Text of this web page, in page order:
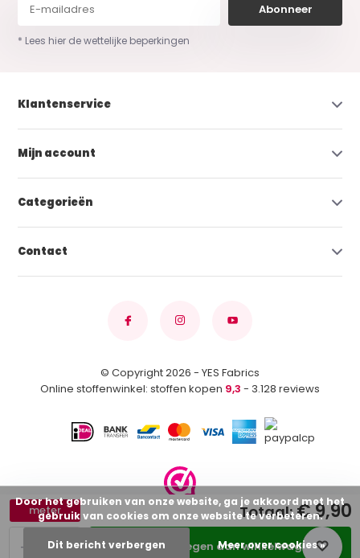
+
-
meter
Toevoegen aan winkelwagen
Totaal:€ 9,90
Abonneer
* Lees hier de wettelijke beperkingen
Klantenservice
Mijn account
Categorieën
Contact
© Copyright 2026 - YES Fabrics
Online stoffenwinkel: stoffen kopen 9,3 - 3.128 reviews
Door het gebruiken van onze website, ga je akkoord met het
gebruik van cookies om onze website te verbeteren.
Dit bericht verbergen Meer over cookies »